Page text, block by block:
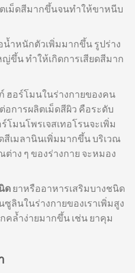
เม็ดสีมากขึ้นจนทำให้ขาหนีบ
น้ำหนักตัวเพิ่มมากขึ้น รูปร่าง
ขึ้น ทำให้เกิดการเสียดสีมาก
ฮอร์โมนในร่างกายของคน
อการผลิตเม็ดสีผิว คือระดับ
โมนโพรเจสเทอโรนจะเพิ่ม
สีเมลานินเพิ่มมากขึ้น บริเวณ
าง ๆ ของร่างกาย จะหมอง
ดยาหรืออาหารเสริมบางชนิด
ลินในร่างกายของเราเพิ่มสูง
ล้ำง่ายมากขึ้น เช่น ยาคุม